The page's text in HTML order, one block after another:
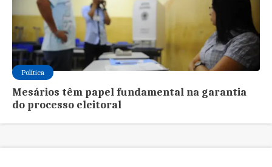
Política
Mesários têm papel fundamental na garantia
do processo eleitoral